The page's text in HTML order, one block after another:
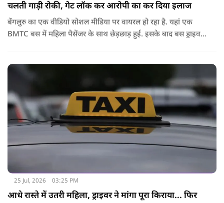
चलती गाड़ी रोकी, गेट लॉक कर आरोपी का कर दिया इलाज
बेंगलुरु का एक वीडियो सोशल मीडिया पर वायरल हो रहा है. यहां एक
BMTC बस में महिला पैसेंजर के साथ छेड़छाड़ हुई. इसके बाद बस ड्राइवर
25 Jul, 2026 03:25 PM
आधे रास्ते में उतरी महिला, ड्राइवर ने मांगा पूरा किराया... फिर